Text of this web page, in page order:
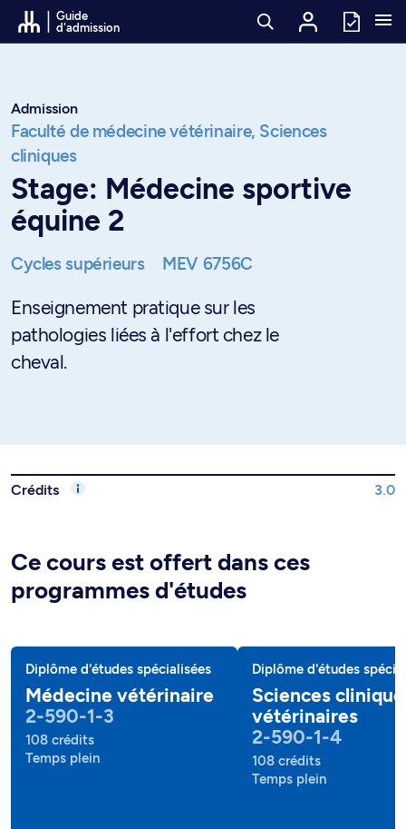
Passer au contenu
Guide
d'admission
Admission
Faculté de médecine vétérinaire, Sciences
cliniques
Stage: Médecine sportive
équine 2
Cycles supérieurs MEV 6756C
Enseignement pratique sur les
pathologies liées à l'effort chez le
cheval.
Crédits 3.0
Ce cours est offert dans ces
programmes d'études
Diplôme d'études spécialisées
Médecine vétérinaire
2-590-1-3
108 crédits
Temps plein
Diplôme d'études
Sciences
vétérinaires
2-590-1-4
108 crédits
Temps plein